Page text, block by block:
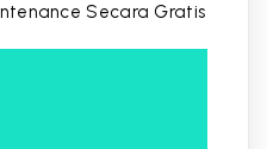
Secara Gratis